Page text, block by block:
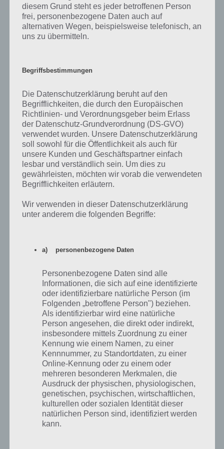
Gameplay Video zu Hypernaut
Um einen kleinen Einblick in das Game zu bekommen haben wir hier
Zwischendurch zu schaffen.
dieses Game überzeugen, denn gerade die Kombination aus Grafik
und Sound ist großartig und sorgt für genug Unterhaltung um auf
einer langen Busfahrt oder der großen Pause zu beschäftigen.
Außerdem hat Hypernaut einen gewissen kompetitiven Charakter,
wodurch unter Freunden schnell ein Wettbewerb um die längsten
Fahrten aufkommt.
Gleichwohl die App sowohl im iTunes App Store als auch im Windows
Store 0,99€ kostet, ist sie das Geld wert, da man mal einen etwas
anderen Endless-Runner bekommt, der viel Spaß bringt und
durchaus endlos beschäftigt.
Hypernaut für Windows Phone im Windows
diesem Grund steht es jeder betroffenen Person
frei, personenbezogene Daten auch auf
alternativen Wegen, beispielsweise telefonisch, an
uns zu übermitteln.
Begriffsbestimmungen
Die Datenschutzerklärung beruht auf den
Begrifflichkeiten, die durch den Europäischen
Richtlinien- und Verordnungsgeber beim Erlass
der Datenschutz-Grundverordnung (DS-GVO)
verwendet wurden. Unsere Datenschutzerklärung
soll sowohl für die Öffentlichkeit als auch für
unsere Kunden und Geschäftspartner einfach
lesbar und verständlich sein. Um dies zu
gewährleisten, möchten wir vorab die verwendeten
Begrifflichkeiten erläutern.
Wir verwenden in dieser Datenschutzerklärung
unter anderem die folgenden Begriffe:
a) personenbezogene Daten
Personenbezogene Daten sind alle
Informationen, die sich auf eine identifizierte
oder identifizierbare natürliche Person (im
Folgenden „betroffene Person") beziehen.
Als identifizierbar wird eine natürliche
Person angesehen, die direkt oder indirekt,
insbesondere mittels Zuordnung zu einer
Kennung wie einem Namen, zu einer
Kennnummer, zu Standortdaten, zu einer
Online-Kennung oder zu einem oder
mehreren besonderen Merkmalen, die
Ausdruck der physischen, physiologischen,
genetischen, psychischen, wirtschaftlichen,
kulturellen oder sozialen Identität dieser
natürlichen Person sind, identifiziert werden
kann.